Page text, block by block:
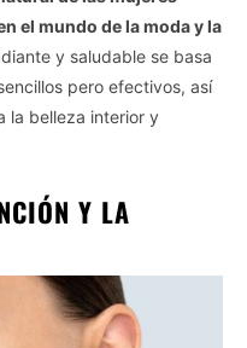
el mundo de la moda y la
y saludable se basa
pero efectivos, así
la belleza interior y
Y LA